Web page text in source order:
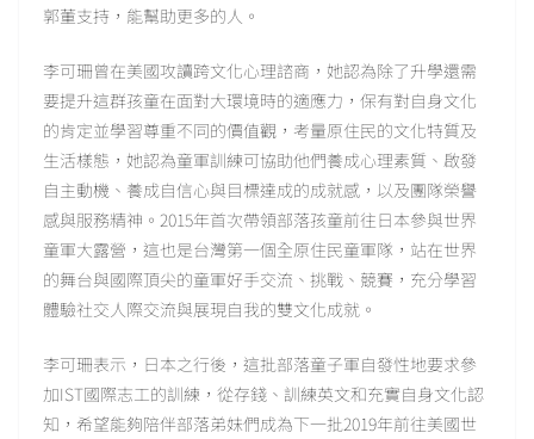
郭董支持，能幫助更多的人。
李可珊曾在美國攻讀跨文化心理諮商，她認為除了升學還需
要提升這群孩童在面對大環境時的適應力，保有對自身文化
的肯定並學習尊重不同的價值觀，考量原住民的文化特質及
生活樣態，她認為童軍訓練可協助他們養成心理素質、啟發
自主動機、養成自信心與目標達成的成就感，以及團隊榮譽
感與服務精神。2015年首次帶領部落孩童前往日本參與世界
童軍大露營，這也是台灣第一個全原住民童軍隊，站在世界
的舞台與國際頂尖的童軍好手交流、挑戰、競賽，充分學習
體驗社交人際交流與展現自我的雙文化成就。
李可珊表示，日本之行後，這批部落童子軍自發性地要求參
加IST國際志工的訓練，從存錢、訓練英文和充實自身文化認
知，希望能夠陪伴部落弟妹們成為下一批2019年前往美國世